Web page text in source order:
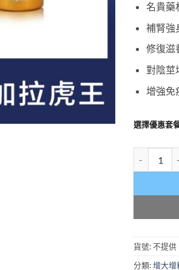
名貴藥
補腎強
修復滋
對陰莖
增強免
選擇優惠套
貨號:不提供
分類:增大增